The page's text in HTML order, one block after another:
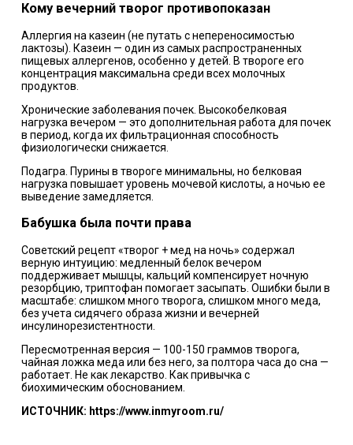
Кому вечерний творог противопоказан
Аллергия на казеин (не путать с непереносимостью
лактозы). Казеин — один из самых распространенных
пищевых аллергенов, особенно у детей. В твороге его
концентрация максимальна среди всех молочных
продуктов.
Хронические заболевания почек. Высокобелковая
нагрузка вечером — это дополнительная работа для почек
в период, когда их фильтрационная способность
физиологически снижается.
Подагра. Пурины в твороге минимальны, но белковая
нагрузка повышает уровень мочевой кислоты, а ночью ее
выведение замедляется.
Бабушка была почти права
Советский рецепт «творог + мед на ночь» содержал
верную интуицию: медленный белок вечером
поддерживает мышцы, кальций компенсирует ночную
резорбцию, триптофан помогает засыпать. Ошибки были в
масштабе: слишком много творога, слишком много меда,
без учета сидячего образа жизни и вечерней
инсулинорезистентности.
Пересмотренная версия — 100-150 граммов творога,
чайная ложка меда или без него, за полтора часа до сна —
работает. Не как лекарство. Как привычка с
биохимическим обоснованием.
ИСТОЧНИК: https://www.inmyroom.ru/